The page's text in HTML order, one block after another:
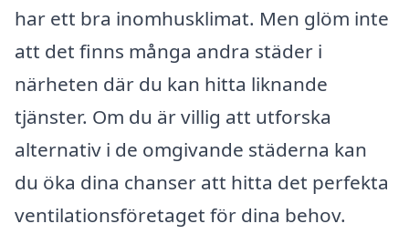
har ett bra inomhusklimat. Men glöm inte
att det finns många andra städer i
närheten där du kan hitta liknande
tjänster. Om du är villig att utforska
alternativ i de omgivande städerna kan
du öka dina chanser att hitta det perfekta
ventilationsföretaget för dina behov.